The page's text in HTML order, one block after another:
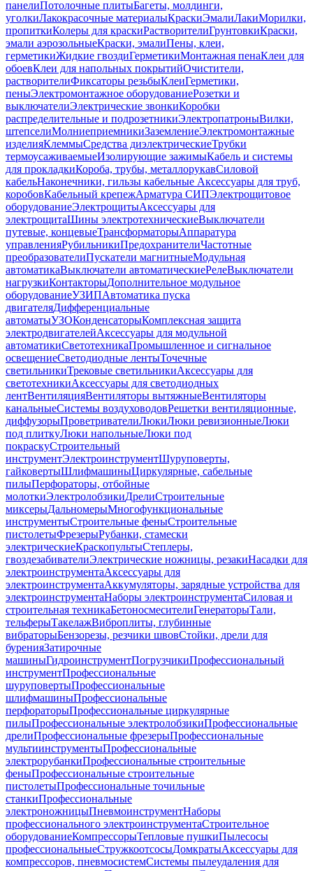
панелиПотолочные плитыБагеты, молдинги,
уголкиЛакокрасочные материалыКраскиЭмалиЛакиМорилки,
пропиткиКолеры для краскиРастворителиГрунтовкиКраски,
эмали аэрозольныеКраски, эмалиПены, клеи,
герметикиЖидкие гвоздиГерметикиМонтажная пенаКлеи для
обоевКлеи для напольных покрытийОчистители,
растворителиФиксаторы резьбыКлеиГерметики,
пеныЭлектромонтажное оборудованиеРозетки и
выключателиЭлектрические звонкиКоробки
распределительные и подрозетникиЭлектропатроныВилки,
штепселиМолниеприемникиЗаземлениеЭлектромонтажные
изделияКлеммыСредства диэлектрическиеТрубки
термоусаживаемыеИзолирующие зажимыКабель и системы
для прокладкиКороба, трубы, металлорукавСиловой
кабельНаконечники, гильзы кабельные Аксессуары для труб,
коробовКабельный крепежАрматура СИПЭлектрощитовое
оборудованиеЭлектрощитыАксессуары для
электрощитаШины электротехническиеВыключатели
путевые, концевыеТрансформаторыАппаратура
управленияРубильникиПредохранителиЧастотные
преобразователиПускатели магнитныеМодульная
автоматикаВыключатели автоматическиеРелеВыключатели
нагрузкиКонтакторыДополнительное модульное
оборудованиеУЗИПАвтоматика пуска
двигателяДифференциальные
автоматыУЗОКонденсаторыКомплексная защита
электродвигателейАксессуары для модульной
автоматикиСветотехникаПромышленное и сигнальное
освещениеСветодиодные лентыТочечные
светильникиТрековые светильникиАксессуары для
светотехникиАксессуары для светодиодных
лентВентиляцияВентиляторы вытяжныеВентиляторы
канальныеСистемы воздуховодовРешетки вентиляционные,
диффузорыПроветривателиЛюкиЛюки ревизионныеЛюки
под плиткуЛюки напольныеЛюки под
покраскуСтроительный
инструментЭлектроинструментШуруповерты,
гайковертыШлифмашиныЦиркулярные, сабельные
пилыПерфораторы, отбойные
молоткиЭлектролобзикиДрелиСтроительные
миксерыДальномерыМногофункциональные
инструментыСтроительные феныСтроительные
пистолетыФрезерыРубанки, стамески
электрическиеКраскопультыСтеплеры,
гвоздезабивателиЭлектрические ножницы, резакиНасадки для
электроинструментаАксессуары для
электроинструментаАккумуляторы, зарядные устройства для
электроинструментаНаборы электроинструментаСиловая и
строительная техникаБетоносмесителиГенераторыТали,
тельферыТакелажВиброплиты, глубинные
вибраторыБензорезы, резчики швовСтойки, дрели для
буренияЗатирочные
машиныГидроинструментПогрузчикиПрофессиональный
инструментПрофессиональные
шуруповертыПрофессиональные
шлифмашиныПрофессиональные
перфораторыПрофессиональные циркулярные
пилыПрофессиональные электролобзикиПрофессиональные
дрелиПрофессиональные фрезерыПрофессиональные
мультиинструментыПрофессиональные
электрорубанкиПрофессиональные строительные
феныПрофессиональные строительные
пистолетыПрофессиональные точильные
станкиПрофессиональные
электроножницыПневмоинструментНаборы
профессионального электроинструментаСтроительное
оборудованиеКомпрессорыТепловые пушкиПылесосы
профессиональныеСтружкоотсосыДомкратыАксессуары для
компрессоров, пневмосистемСистемы пылеудаления для